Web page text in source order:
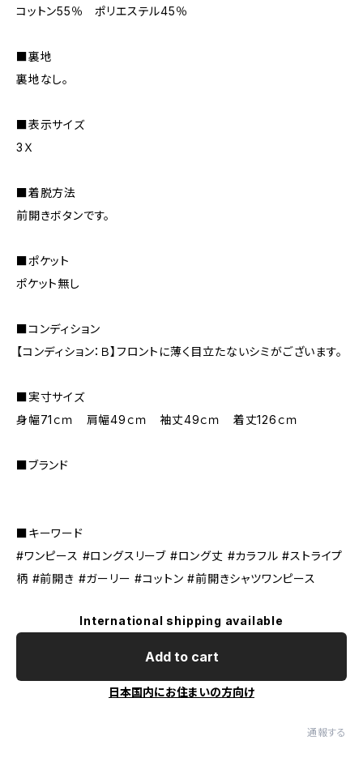
コットン55％ ポリエステル45％
■裏地
裏地なし。
■表示サイズ
3Ｘ
■着脱方法
前開きボタンです。
■ポケット
ポケット無し
■コンディション
【コンディション：Ｂ】フロントに薄く目立たないシミがございます。
■実寸サイズ
身幅71ｃｍ 肩幅49ｃｍ 袖丈49ｃｍ 着丈126ｃｍ
■ブランド
■キーワード
#ワンピース #ロングスリーブ #ロング丈 #カラフル #ストライプ
柄 #前開き #ガーリー #コットン #前開きシャツワンピース
International shipping available
Add to cart
日本国内にお住まいの方向け
通報する